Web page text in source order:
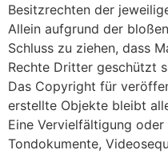
Besitzrechten der
Allein aufgrund der
Schluss zu ziehen, dass
Rechte Dritter geschützt
Das Copyright für
erstellte Objekte bleibt
Eine Vervielfältigung
Tondokumente,